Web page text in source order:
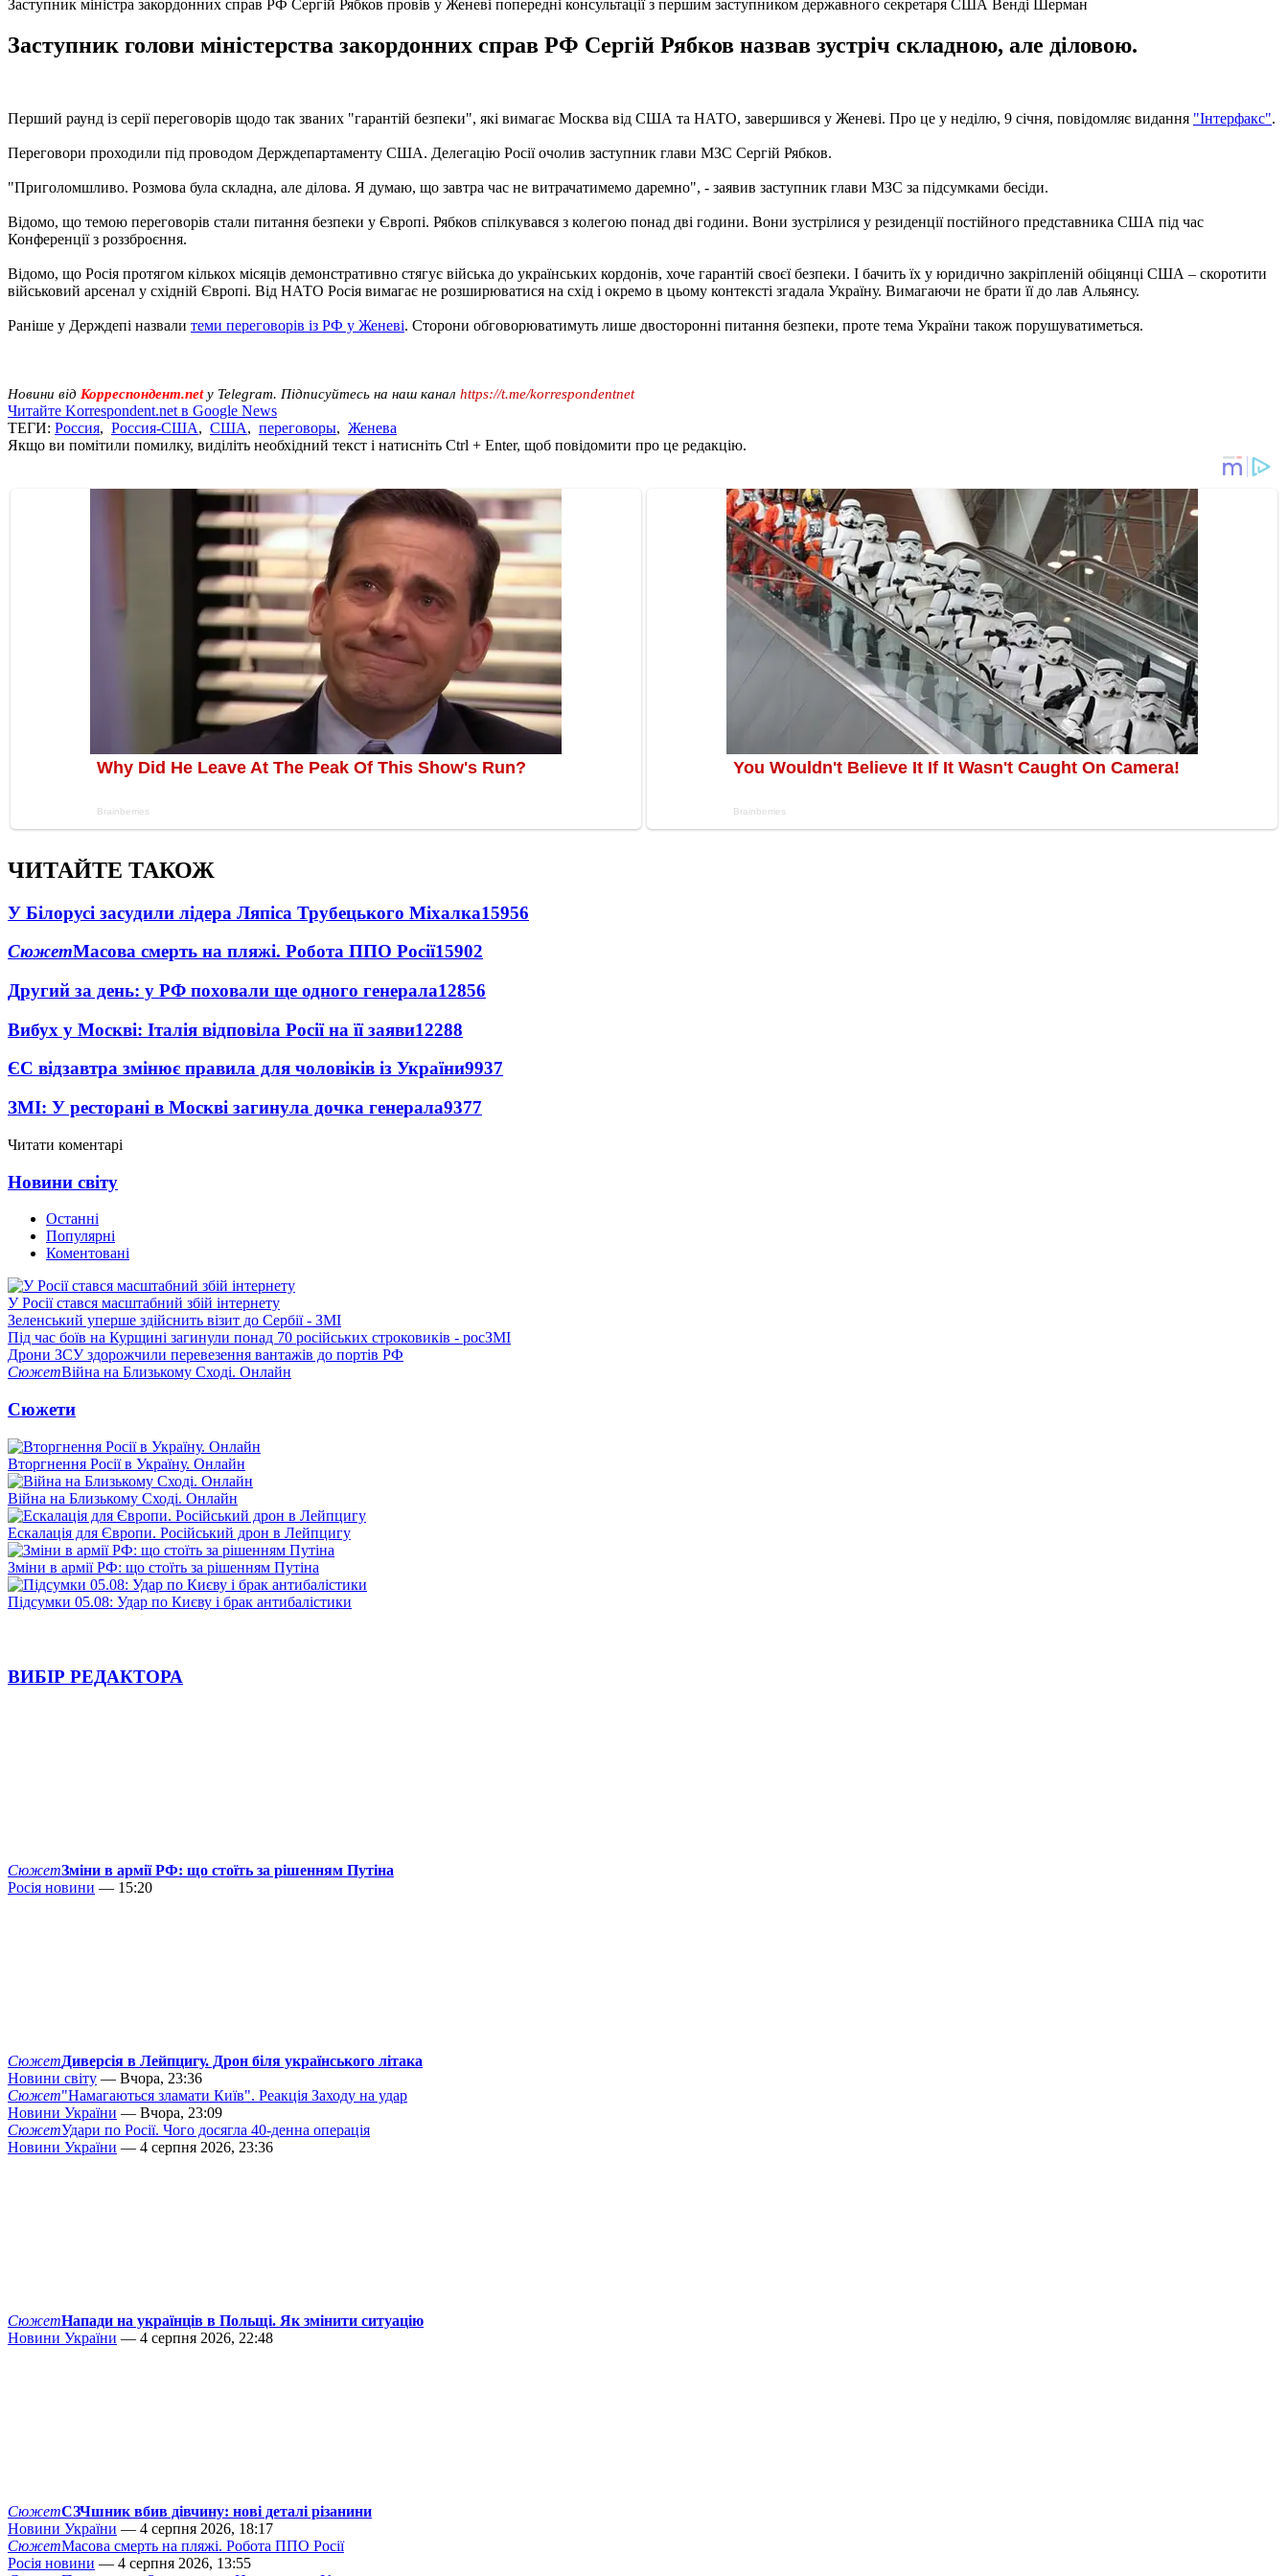
Заступник міністра закордонних справ РФ Сергій Рябков провів у Женеві попередні консультації з першим заступником державного секретаря США Венді Шерман
Заступник голови міністерства закордонних справ РФ Сергій Рябков назвав зустріч складною, але діловою.
Перший раунд із серії переговорів щодо так званих "гарантій безпеки", які вимагає Москва від США та НАТО, завершився у Женеві. Про це у неділю, 9 січня, повідомляє видання "Інтерфакс".
Переговори проходили під проводом Держдепартаменту США. Делегацію Росії очолив заступник глави МЗС Сергій Рябков.
"Приголомшливо. Розмова була складна, але ділова. Я думаю, що завтра час не витрачатимемо даремно", - заявив заступник глави МЗС за підсумками бесіди.
Відомо, що темою переговорів стали питання безпеки у Європі. Рябков спілкувався з колегою понад дві години. Вони зустрілися у резиденції постійного представника США під час
Конференції з роззброєння.
Відомо, що Росія протягом кількох місяців демонстративно стягує війська до українських кордонів, хоче гарантій своєї безпеки. І бачить їх у юридично закріпленій обіцянці США – скоротити
військовий арсенал у східній Європі. Від НАТО Росія вимагає не розширюватися на схід і окремо в цьому контексті згадала Україну. Вимагаючи не брати її до лав Альянсу.
Раніше у Держдепі назвали теми переговорів із РФ у Женеві. Сторони обговорюватимуть лише двосторонні питання безпеки, проте тема України також порушуватиметься.
Новини від Корреспондент.netу Telegram. Підписуйтесь на наш канал https://t.me/korrespondentnet
Читайте Korrespondent.net в Google News
ТЕГИ: Россия, Россия-США, США, переговоры, Женева
Якщо ви помітили помилку, виділіть необхідний текст і натисніть Ctrl + Enter, щоб повідомити про це редакцію.
ЧИТАЙТЕ ТАКОЖ
У Білорусі засудили лідера Ляпіса Трубецького Міхалка15956
СюжетМасова смерть на пляжі. Робота ППО Росії15902
Другий за день: у РФ поховали ще одного генерала12856
Вибух у Москві: Італія відповіла Росії на її заяви12288
ЄС відзавтра змінює правила для чоловіків із України9937
ЗМІ: У ресторані в Москві загинула дочка генерала9377
Читати коментарі
Новини світу
Останні
Популярні
Коментовані
У Росії стався масштабний збій інтернету
Зеленський уперше здійснить візит до Сербії - ЗМІ
Під час боїв на Курщині загинули понад 70 російських строковиків - росЗМІ
Дрони ЗСУ здорожчили перевезення вантажів до портів РФ
СюжетВійна на Близькому Сході. Онлайн
Сюжети
Вторгнення Росії в Україну. Онлайн
Війна на Близькому Сході. Онлайн
Ескалація для Європи. Російський дрон в Лейпцигу
Зміни в армії РФ: що стоїть за рішенням Путіна
Підсумки 05.08: Удар по Києву і брак антибалістики
ВИБІР РЕДАКТОРА
СюжетЗміни в армії РФ: що стоїть за рішенням Путіна
Росія новини — 15:20
СюжетДиверсія в Лейпцигу. Дрон біля українського літака
Новини світу — Вчора, 23:36
Сюжет"Намагаються зламати Київ". Реакція Заходу на удар
Новини України — Вчора, 23:09
СюжетУдари по Росії. Чого досягла 40-денна операція
Новини України — 4 серпня 2026, 23:36
СюжетНапади на українців в Польщі. Як змінити ситуацію
Новини України — 4 серпня 2026, 22:48
СюжетСЗЧшник вбив дівчину: нові деталі різанини
Новини України — 4 серпня 2026, 18:17
СюжетМасова смерть на пляжі. Робота ППО Росії
Росія новини — 4 серпня 2026, 13:55